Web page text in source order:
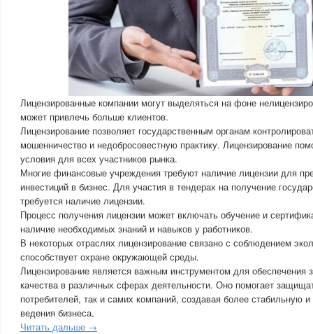
Лицензированные компании могут выделяться на фоне
может привлечь больше клиентов.
Лицензирование позволяет государственным органам
мошенничество и недобросовестную практику. Лицензирование
условия для всех участников рынка.
Многие финансовые учреждения требуют наличие лицензии для
инвестиций в бизнес. Для участия в тендерах на получение
требуется наличие лицензии.
Процесс получения лицензии может включать обучение и
наличие необходимых знаний и навыков у работников.
В некоторых отраслях лицензирование связано с соблюдением
способствует охране окружающей среды.
Лицензирование является важным инструментом для обеспечения
качества в различных сферах деятельности. Оно помогает
потребителей, так и самих компаний, создавая более стабильную
ведения бизнеса.
Читать дальше →